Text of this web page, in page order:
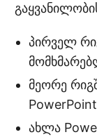
პირველ
მეორე
ახლა